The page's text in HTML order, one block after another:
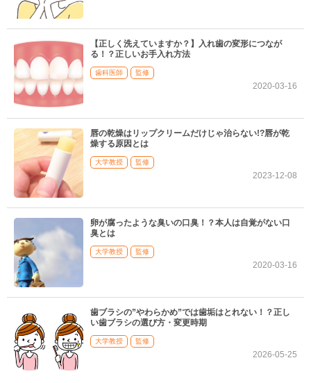
【正しく洗えていますか？】入れ歯の変形につなが
る！？正しいお手入れ方法
歯科医師 監修
2020-03-16
唇の乾燥はリップクリームだけじゃ治らない!?唇が乾
燥する原因とは
大学教授 監修
2023-12-08
卵が腐ったような臭いの口臭！？本人は自覚がない口
臭とは
大学教授 監修
2020-03-16
歯ブラシの”やわらかめ”では歯垢はとれない！？正し
い歯ブラシの選び方・変更時期
大学教授 監修
2026-05-25